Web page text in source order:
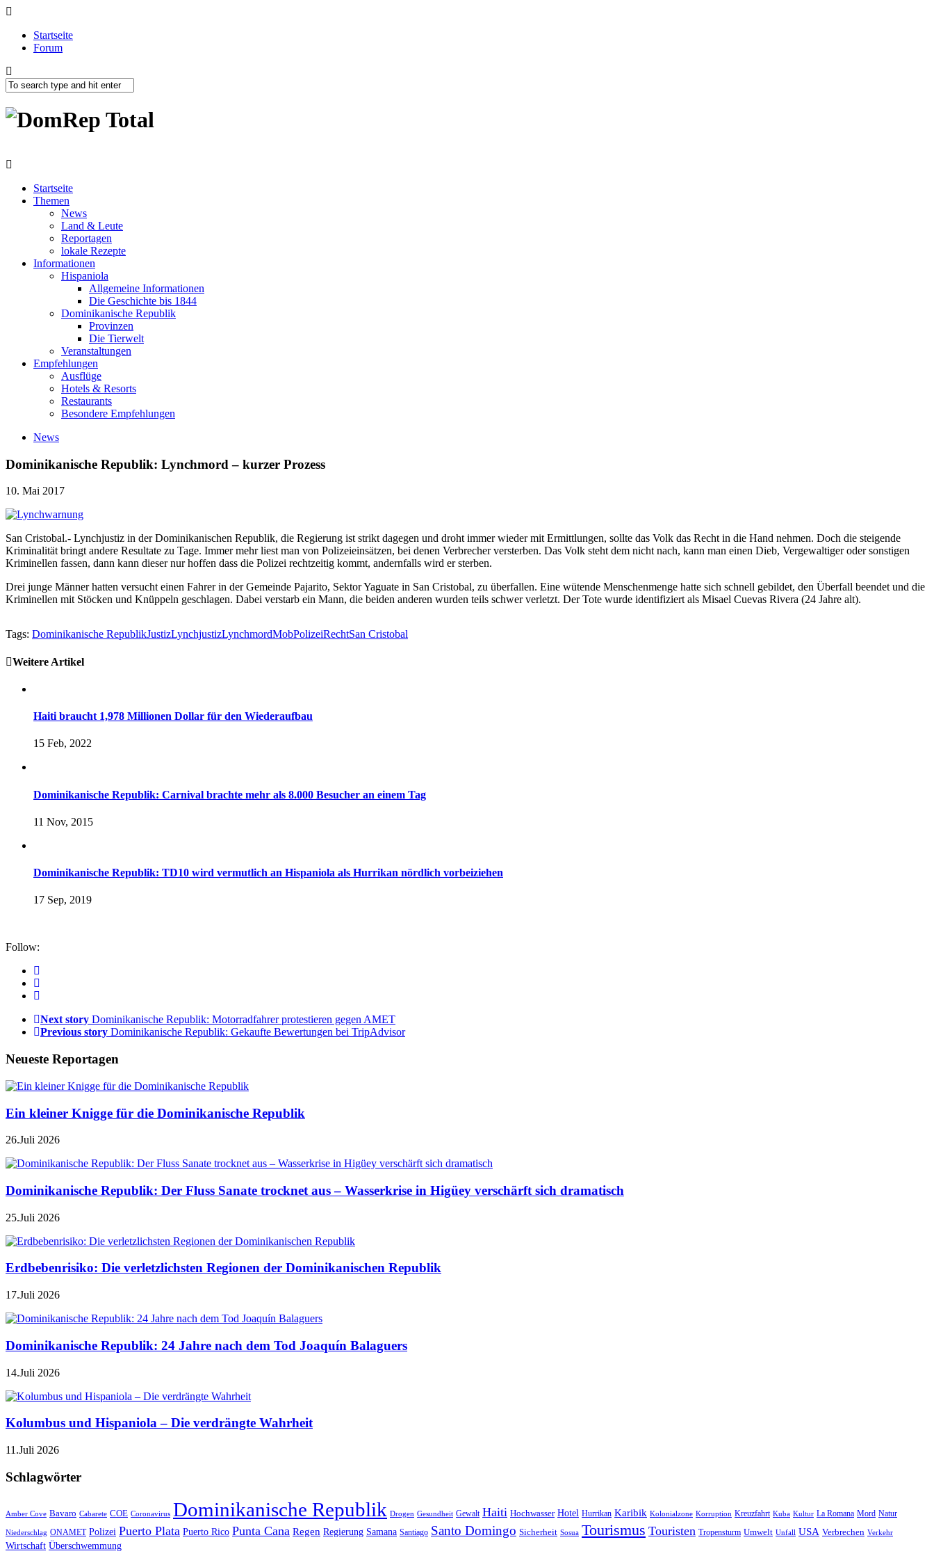
Startseite
Forum
Startseite
Themen
News
Land & Leute
Reportagen
lokale Rezepte
Informationen
Hispaniola
Allgemeine Informationen
Die Geschichte bis 1844
Dominikanische Republik
Provinzen
Die Tierwelt
Veranstaltungen
Empfehlungen
Ausflüge
Hotels & Resorts
Restaurants
Besondere Empfehlungen
News
Dominikanische Republik: Lynchmord – kurzer Prozess
10. Mai 2017
San Cristobal.- Lynchjustiz in der Dominikanischen Republik, die Regierung ist strikt dagegen und droht immer wieder mit Ermittlungen, sollte das Volk das Recht in die Hand nehmen. Doch die steigende
Kriminalität bringt andere Resultate zu Tage. Immer mehr liest man von Polizeieinsätzen, bei denen Verbrecher versterben. Das Volk steht dem nicht nach, kann man einen Dieb, Vergewaltiger oder sonstigen
Kriminellen fassen, dann kann dieser nur hoffen dass die Polizei rechtzeitig kommt, andernfalls wird er sterben.
Drei junge Männer hatten versucht einen Fahrer in der Gemeinde Pajarito, Sektor Yaguate in San Cristobal, zu überfallen. Eine wütende Menschenmenge hatte sich schnell gebildet, den Überfall beendet und die
Kriminellen mit Stöcken und Knüppeln geschlagen. Dabei verstarb ein Mann, die beiden anderen wurden teils schwer verletzt. Der Tote wurde identifiziert als Misael Cuevas Rivera (24 Jahre alt).
Tags: Dominikanische RepublikJustizLynchjustizLynchmordMobPolizeiRechtSan Cristobal
Weitere Artikel
Haiti braucht 1,978 Millionen Dollar für den Wiederaufbau
15 Feb, 2022
Dominikanische Republik: Carnival brachte mehr als 8.000 Besucher an einem Tag
11 Nov, 2015
Dominikanische Republik: TD10 wird vermutlich an Hispaniola als Hurrikan nördlich vorbeiziehen
17 Sep, 2019
Follow:
Next story Dominikanische Republik: Motorradfahrer protestieren gegen AMET
Previous story Dominikanische Republik: Gekaufte Bewertungen bei TripAdvisor
Neueste Reportagen
Ein kleiner Knigge für die Dominikanische Republik
26.Juli 2026
Dominikanische Republik: Der Fluss Sanate trocknet aus – Wasserkrise in Higüey verschärft sich dramatisch
25.Juli 2026
Erdbebenrisiko: Die verletzlichsten Regionen der Dominikanischen Republik
17.Juli 2026
Dominikanische Republik: 24 Jahre nach dem Tod Joaquín Balaguers
14.Juli 2026
Kolumbus und Hispaniola – Die verdrängte Wahrheit
11.Juli 2026
Schlagwörter
Amber Cove Bavaro Cabarete COE Coronavirus Dominikanische Republik Drogen Gesundheit Gewalt Haiti Hochwasser Hotel Hurrikan Karibik Kolonialzone Korruption Kreuzfahrt Kuba Kultur La Romana Mord Natur
Niederschlag ONAMET Polizei Puerto Plata Puerto Rico Punta Cana Regen Regierung Samana Santiago Santo Domingo Sicherheit Sosua Tourismus Touristen Tropensturm Umwelt Unfall USA Verbrechen Verkehr
Wirtschaft Überschwemmung